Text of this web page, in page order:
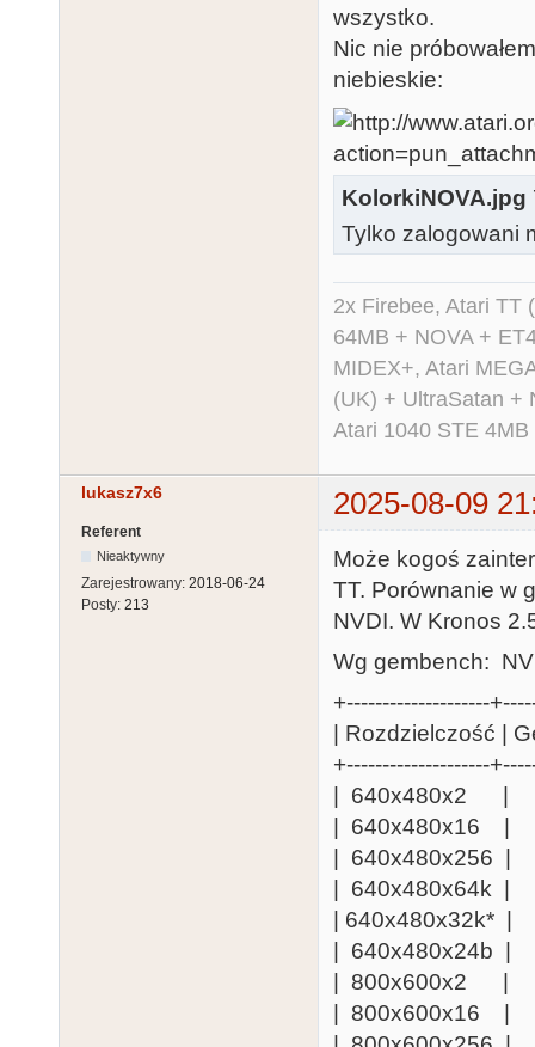
wszystko.
Nic nie
niebieskie:
KolorkiNOVA.jpg
Tylko zalogowani
2x Firebee, Atari TT
64MB + NOVA +
MIDEX+, Atari
(UK) + UltraSatan +
Atari 1040 STE
lukasz7x6 2025-08-09
Referent
Nieaktywny
Zarejestrowany: 2018-06-24
Posty: 213
Może kogoś
TT. Porównanie w
NVDI. W Kronos
Wg gembench:
+--------------------
| Rozdzielczość |
+--------------------
|
|
|
|
|
|
|
|